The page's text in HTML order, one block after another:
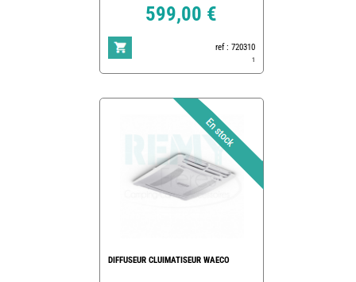
599,00 €
ref : 720310
1
DIFFUSEUR CLUIMATISEUR WAECO